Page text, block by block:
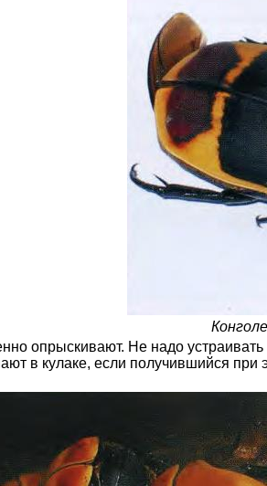
опрыскивают. Не надо
в кулаке, если получившийся